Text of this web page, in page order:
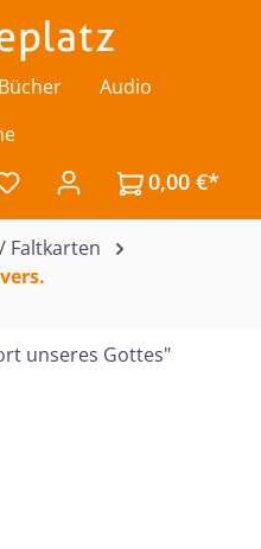
Bücher
Audio
Du hast 0 Produkte auf
0,00 €*
Faltkarten